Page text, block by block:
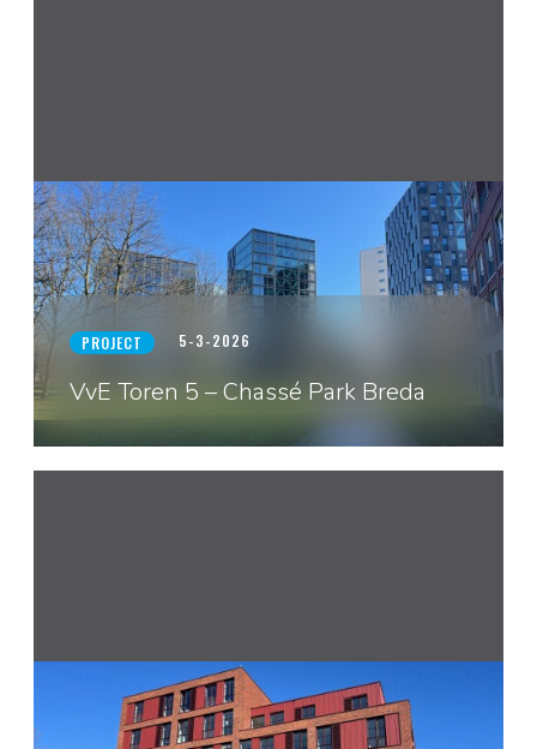
PROJECT 5-3-2026
VvE Toren 5 – Chassé Park Breda